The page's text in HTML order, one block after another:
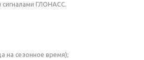
сигналами ГЛОНАСС.
на сезонное время);